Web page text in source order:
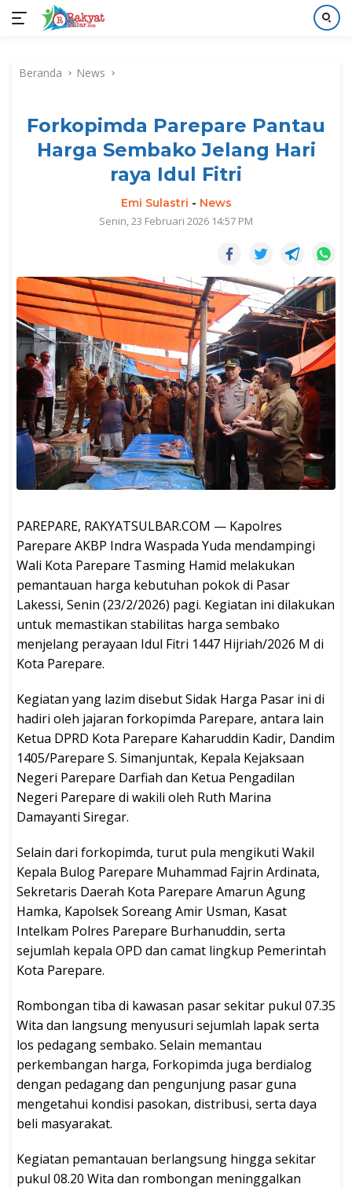
kontenBeranda News
Forkopimda Parepare Pantau
Harga Sembako Jelang Hari
raya Idul Fitri
Emi Sulastri - News
Senin, 23 Februari 2026 14:57 PM
PAREPARE, RAKYATSULBAR.COM — Kapolres
Parepare AKBP Indra Waspada Yuda mendampingi
Wali Kota Parepare Tasming Hamid melakukan
pemantauan harga kebutuhan pokok di Pasar
Lakessi, Senin (23/2/2026) pagi. Kegiatan ini dilakukan
untuk memastikan stabilitas harga sembako
menjelang perayaan Idul Fitri 1447 Hijriah/2026 M di
Kota Parepare.
Kegiatan yang lazim disebut Sidak Harga Pasar ini di
hadiri oleh jajaran forkopimda Parepare, antara lain
Ketua DPRD Kota Parepare Kaharuddin Kadir, Dandim
1405/Parepare S. Simanjuntak, Kepala Kejaksaan
Negeri Parepare Darfiah dan Ketua Pengadilan
Negeri Parepare di wakili oleh Ruth Marina
Damayanti Siregar.
Selain dari forkopimda, turut pula mengikuti Wakil
Kepala Bulog Parepare Muhammad Fajrin Ardinata,
Sekretaris Daerah Kota Parepare Amarun Agung
Hamka, Kapolsek Soreang Amir Usman, Kasat
Intelkam Polres Parepare Burhanuddin, serta
sejumlah kepala OPD dan camat lingkup Pemerintah
Kota Parepare.
Rombongan tiba di kawasan pasar sekitar pukul 07.35
Wita dan langsung menyusuri sejumlah lapak serta
los pedagang sembako. Selain memantau
perkembangan harga, Forkopimda juga berdialog
dengan pedagang dan pengunjung pasar guna
mengetahui kondisi pasokan, distribusi, serta daya
beli masyarakat.
Kegiatan pemantauan berlangsung hingga sekitar
pukul 08.20 Wita dan rombongan meninggalkan